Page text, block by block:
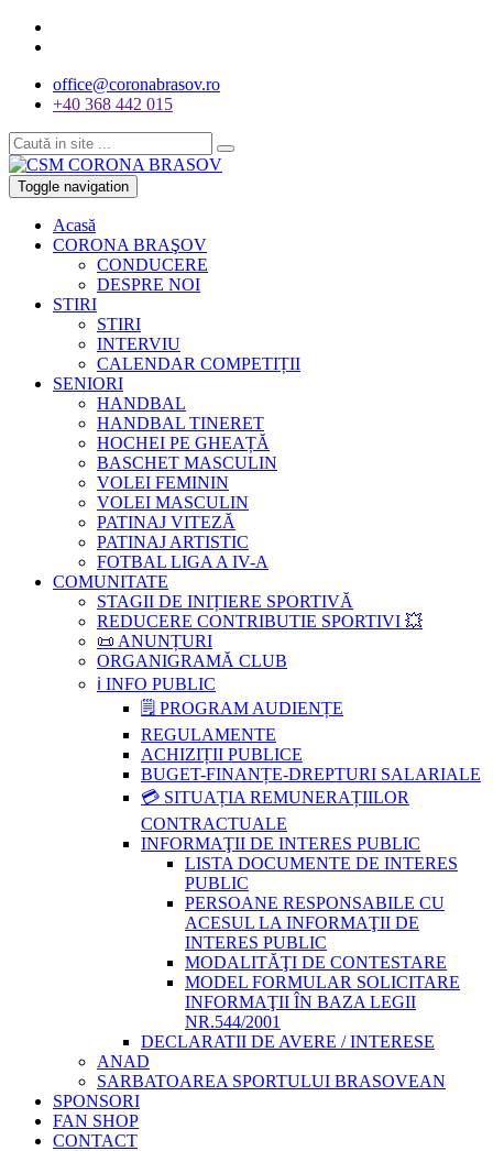
office@coronabrasov.ro
+40 368 442 015
Toggle navigation
Acasă
CORONA BRAŞOV
CONDUCERE
DESPRE NOI
STIRI
STIRI
INTERVIU
CALENDAR COMPETIȚII
SENIORI
HANDBAL
HANDBAL TINERET
HOCHEI PE GHEAȚĂ
BASCHET MASCULIN
VOLEI FEMININ
VOLEI MASCULIN
PATINAJ VITEZĂ
PATINAJ ARTISTIC
FOTBAL LIGA A IV-A
COMUNITATE
STAGII DE INIȚIERE SPORTIVĂ
REDUCERE CONTRIBUTIE SPORTIVI 💥
📜 ANUNȚURI
ORGANIGRAMĂ CLUB
ℹ️ INFO PUBLIC
🗒 PROGRAM AUDIENȚE
REGULAMENTE
ACHIZIȚII PUBLICE
BUGET-FINANȚE-DREPTURI SALARIALE
💳 SITUAȚIA REMUNERAȚIILOR
CONTRACTUALE
INFORMAŢII DE INTERES PUBLIC
LISTA DOCUMENTE DE INTERES
PUBLIC
PERSOANE RESPONSABILE CU
ACESUL LA INFORMAŢII DE
INTERES PUBLIC
MODALITĂŢI DE CONTESTARE
MODEL FORMULAR SOLICITARE
INFORMAŢII ÎN BAZA LEGII
NR.544/2001
DECLARATII DE AVERE / INTERESE
ANAD
SARBATOAREA SPORTULUI BRASOVEAN
SPONSORI
FAN SHOP
CONTACT